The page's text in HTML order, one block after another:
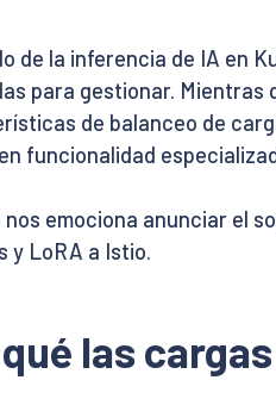
de la inferencia de IA en
para gestionar.
de balanceo de
funcionalidad
nos emociona anunciar el
y LoRA a Istio.
las